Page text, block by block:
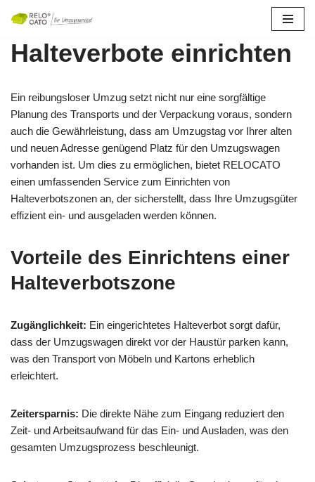
Inhalt
Halteverbote einrichten
Ein reibungsloser Umzug setzt nicht nur eine sorgfältige
Planung des Transports und der Verpackung voraus, sondern
auch die Gewährleistung, dass am Umzugstag vor Ihrer alten
und neuen Adresse genügend Platz für den Umzugswagen
vorhanden ist. Um dies zu ermöglichen, bietet RELOCATO
einen umfassenden Service zum Einrichten von
Halteverbotszonen an, der sicherstellt, dass Ihre Umzugsgüter
effizient ein- und ausgeladen werden können.
Vorteile des Einrichtens einer
Halteverbotszone
Zugänglichkeit: Ein eingerichtetes Halteverbot sorgt dafür,
dass der Umzugswagen direkt vor der Haustür parken kann,
was den Transport von Möbeln und Kartons erheblich
erleichtert.
Zeitersparnis: Die direkte Nähe zum Eingang reduziert den
Zeit- und Arbeitsaufwand für das Ein- und Ausladen, was den
gesamten Umzugsprozess beschleunigt.